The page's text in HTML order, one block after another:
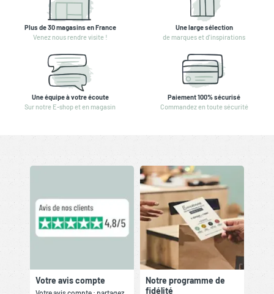
Plus de 30 magasins en France
Venez nous rendre visite !
Une large sélection
de marques et d'inspirations
Une équipe à votre écoute
Sur notre E-shop et en magasin
Paiement 100% sécurisé
Commandez en toute sécurité
Votre avis compte
Notre programme de
fidélité